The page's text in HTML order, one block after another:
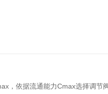
，依据流通能力Cmax选择调节